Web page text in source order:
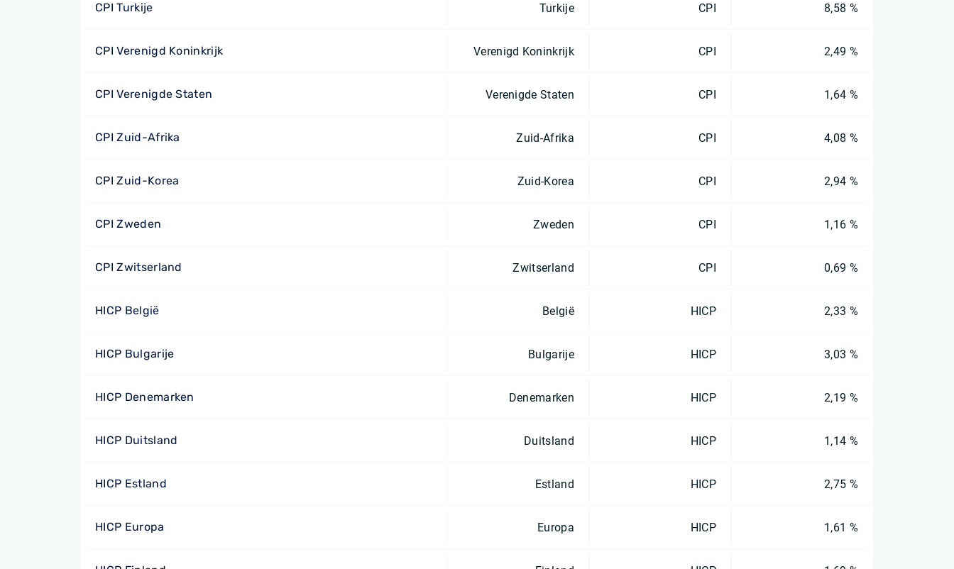
CPI Turkije Turkije CPI 8,58 %
CPI Verenigd Koninkrijk Verenigd Koninkrijk CPI 2,49 %
CPI Verenigde Staten Verenigde Staten CPI 1,64 %
CPI Zuid-Afrika Zuid-Afrika CPI 4,08 %
CPI Zuid-Korea Zuid-Korea CPI 2,94 %
CPI Zweden Zweden CPI 1,16 %
CPI Zwitserland Zwitserland CPI 0,69 %
HICP België België HICP 2,33 %
HICP Bulgarije Bulgarije HICP 3,03 %
HICP Denemarken Denemarken HICP 2,19 %
HICP Duitsland Duitsland HICP 1,14 %
HICP Estland Estland HICP 2,75 %
HICP Europa Europa HICP 1,61 %